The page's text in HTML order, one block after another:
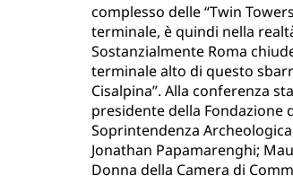
complesso delle “Twin
terminale, è quindi nella
Sostanzialmente Roma
terminale alto di questo
Cisalpina”. Alla conferenza
presidente della Fondazione
Soprintendenza
Jonathan Papamarenghi;
Donna della Camera di